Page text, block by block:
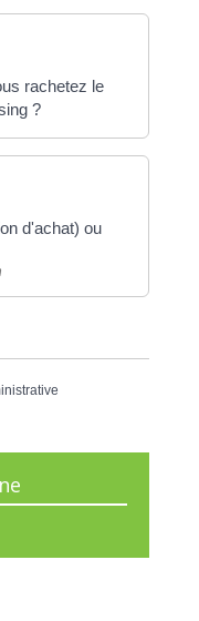
rachetez le
?
d'achat) ou